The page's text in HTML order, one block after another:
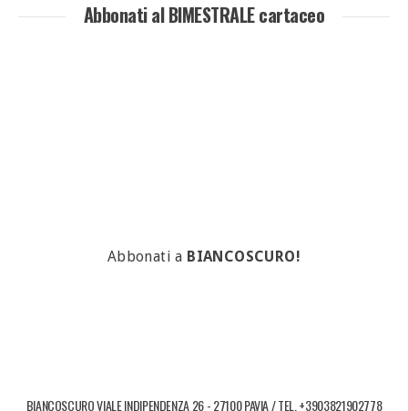
Abbonati al BIMESTRALE cartaceo
Abbonati a BIANCOSCURO!
BIANCOSCURO VIALE INDIPENDENZA 26 - 27100 PAVIA / TEL. +3903821902778